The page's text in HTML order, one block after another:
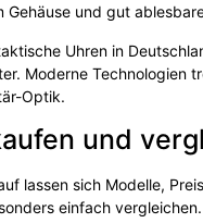
Gehäuse und gut
Uhren in
Moderne Technologien
Optik.
und
lassen sich Modelle,
einfach vergleichen.